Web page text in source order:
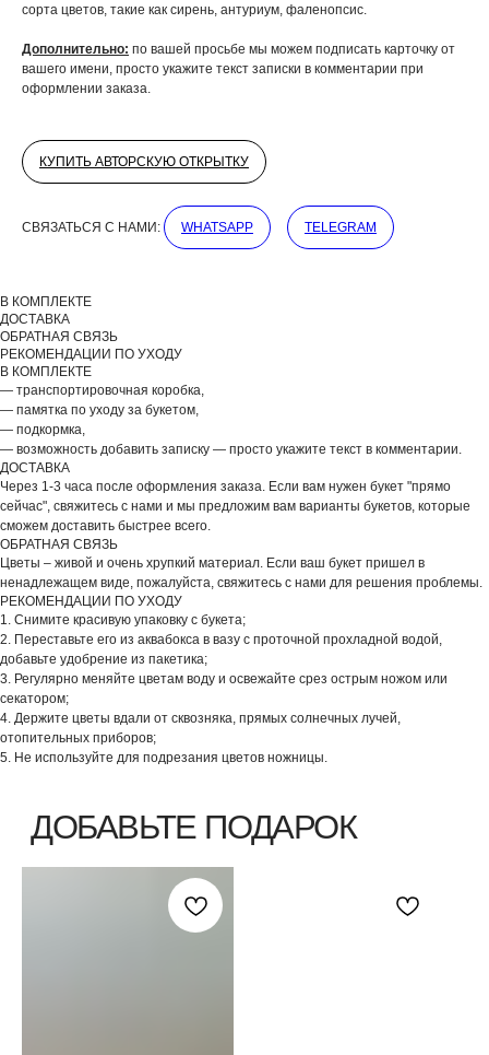
сорта цветов, такие как сирень, антуриум, фаленопсис.
Дополнительно: по вашей просьбе мы можем подписать карточку от
вашего имени, просто укажите текст записки в комментарии при
оформлении заказа.
КУПИТЬ АВТОРСКУЮ ОТКРЫТКУ
СВЯЗАТЬСЯ С НАМИ: WHATSAPP TELEGRAM
В КОМПЛЕКТЕ
ДОСТАВКА
ОБРАТНАЯ СВЯЗЬ
РЕКОМЕНДАЦИИ ПО УХОДУ
В КОМПЛЕКТЕ
— транспортировочная коробка,
— памятка по уходу за букетом,
— подкормка,
— возможность добавить записку — просто укажите текст в комментарии.
ДОСТАВКА
Через 1-3 часа после оформления заказа. Если вам нужен букет "прямо
сейчас", свяжитесь с нами и мы предложим вам варианты букетов, которые
сможем доставить быстрее всего.
ОБРАТНАЯ СВЯЗЬ
Цветы – живой и очень хрупкий материал. Если ваш букет пришел в
ненадлежащем виде, пожалуйста, свяжитесь с нами для решения проблемы.
РЕКОМЕНДАЦИИ ПО УХОДУ
1. Снимите красивую упаковку с букета;
2. Переставьте его из аквабокса в вазу с проточной прохладной водой,
добавьте удобрение из пакетика;
3. Регулярно меняйте цветам воду и освежайте срез острым ножом или
секатором;
4. Держите цветы вдали от сквозняка, прямых солнечных лучей,
отопительных приборов;
5. Не используйте для подрезания цветов ножницы.
ДОБАВЬТЕ ПОДАРОК
ВЫБЕРИТЕ ВАЗУ